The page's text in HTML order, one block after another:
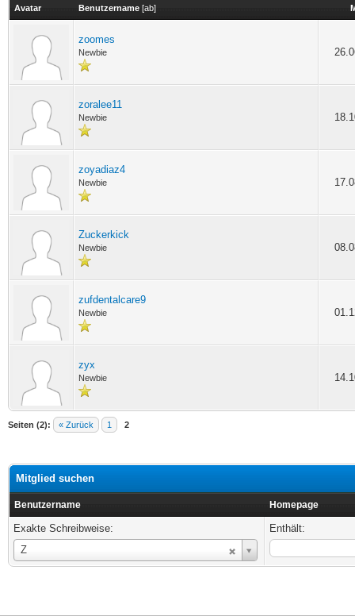
Avatar Benutzername [ab]
zoomes
Newbie
zoralee11
Newbie
zoyadiaz4
Newbie
Zuckerkick
Newbie
zufdentalcare9
Newbie
zyx
Newbie
Seiten (2): « Zurück 1 2
Mitglied suchen
Benutzername Homepage
Exakte Schreibweise:
Z
Benutzername
Enthält: